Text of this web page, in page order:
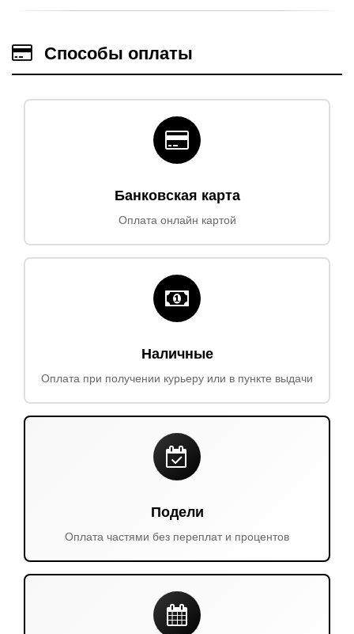
Способы оплаты
Банковская карта
Оплата онлайн картой
Наличные
Оплата при получении курьеру или в пункте выдачи
Подели
Оплата частями без переплат и процентов